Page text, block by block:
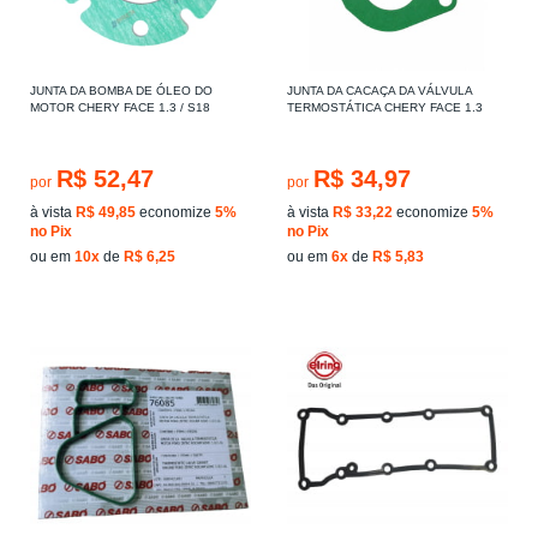
JUNTA DA BOMBA DE ÓLEO DO
MOTOR CHERY FACE 1.3 / S18
por R$ 52,47
à vista R$ 49,85 economize 5%
no Pix
ou em 10x de R$ 6,25
JUNTA DA CACAÇA DA VÁLVULA
TERMOSTÁTICA CHERY FACE 1.3
por R$ 34,97
à vista R$ 33,22 economize 5%
no Pix
ou em 6x de R$ 5,83